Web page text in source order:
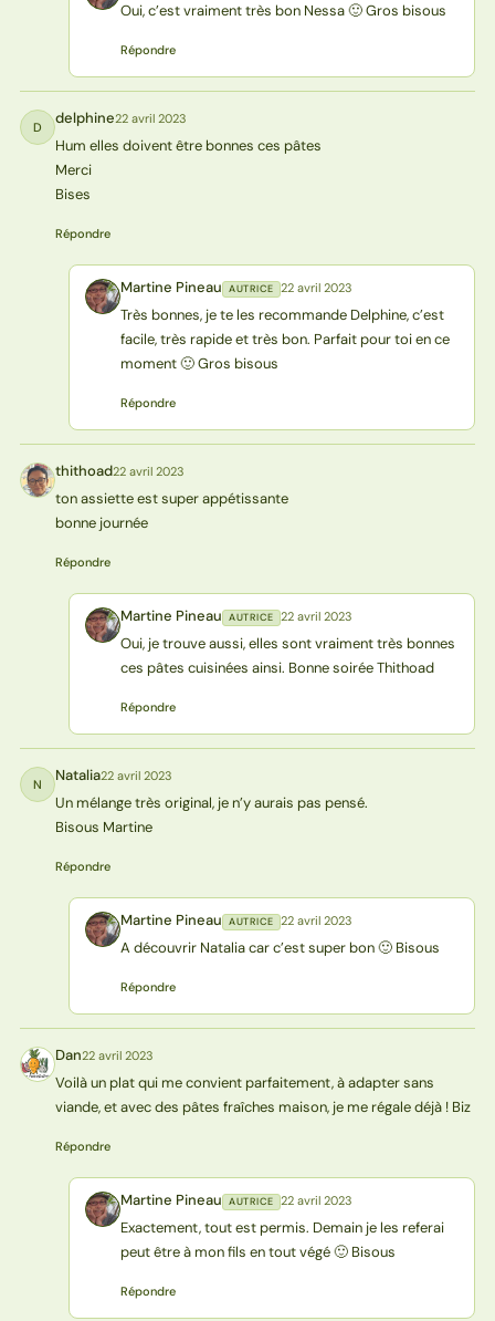
Oui, c’est vraiment très bon Nessa 🙂 Gros bisous
Répondre
D delphine22 avril 2023
Hum elles doivent être bonnes ces pâtes
Merci
Bises
Répondre
MP Martine Pineau AUTRICE 22 avril 2023
Très bonnes, je te les recommande Delphine, c’est
facile, très rapide et très bon. Parfait pour toi en ce
moment 🙂 Gros bisous
Répondre
T thithoad22 avril 2023
ton assiette est super appétissante
bonne journée
Répondre
MP Martine Pineau AUTRICE 22 avril 2023
Oui, je trouve aussi, elles sont vraiment très bonnes
ces pâtes cuisinées ainsi. Bonne soirée Thithoad
Répondre
N Natalia22 avril 2023
Un mélange très original, je n’y aurais pas pensé.
Bisous Martine
Répondre
MP Martine Pineau AUTRICE 22 avril 2023
A découvrir Natalia car c’est super bon 🙂 Bisous
Répondre
D Dan22 avril 2023
Voilà un plat qui me convient parfaitement, à adapter sans
viande, et avec des pâtes fraîches maison, je me régale déjà ! Biz
Répondre
MP Martine Pineau AUTRICE 22 avril 2023
Exactement, tout est permis. Demain je les referai
peut être à mon fils en tout végé 🙂 Bisous
Répondre